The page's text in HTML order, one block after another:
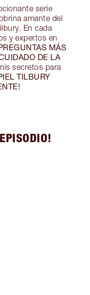
serie
amante del
En cada
y expertos en
MÁS
DE LA
secretos para
TILBURY